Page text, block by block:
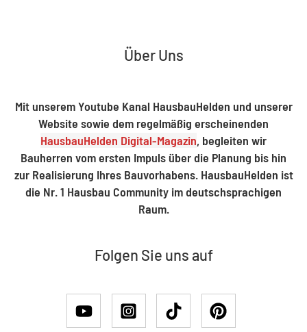
Über Uns
Mit unserem Youtube Kanal HausbauHelden und unserer
Website sowie dem regelmäßig erscheinenden
HausbauHelden Digital-Magazin, begleiten wir
Bauherren vom ersten Impuls über die Planung bis hin
zur Realisierung Ihres Bauvorhabens. HausbauHelden ist
die Nr. 1 Hausbau Community im deutschsprachigen
Raum.
Folgen Sie uns auf